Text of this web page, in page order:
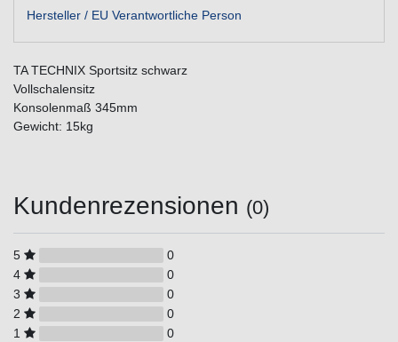
Hersteller / EU Verantwortliche Person
TA TECHNIX Sportsitz schwarz
Vollschalensitz
Konsolenmaß 345mm
Gewicht: 15kg
Kundenrezensionen (0)
5
0
4
0
3
0
2
0
1
0